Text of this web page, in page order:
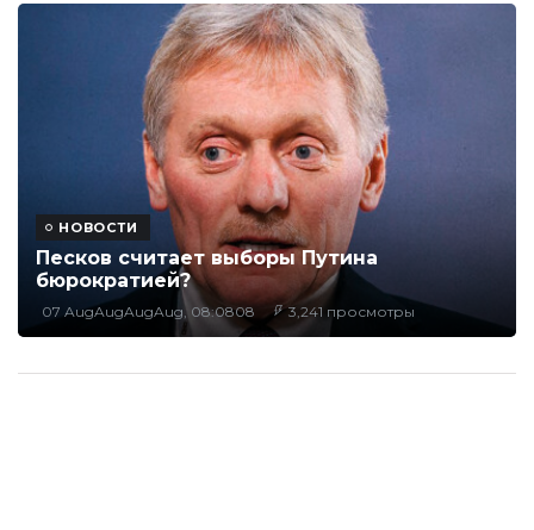
НОВОСТИ
Песков считает выборы Путина
бюрократией?
07 AugAugAugAug, 08:0808 3,241 просмотры